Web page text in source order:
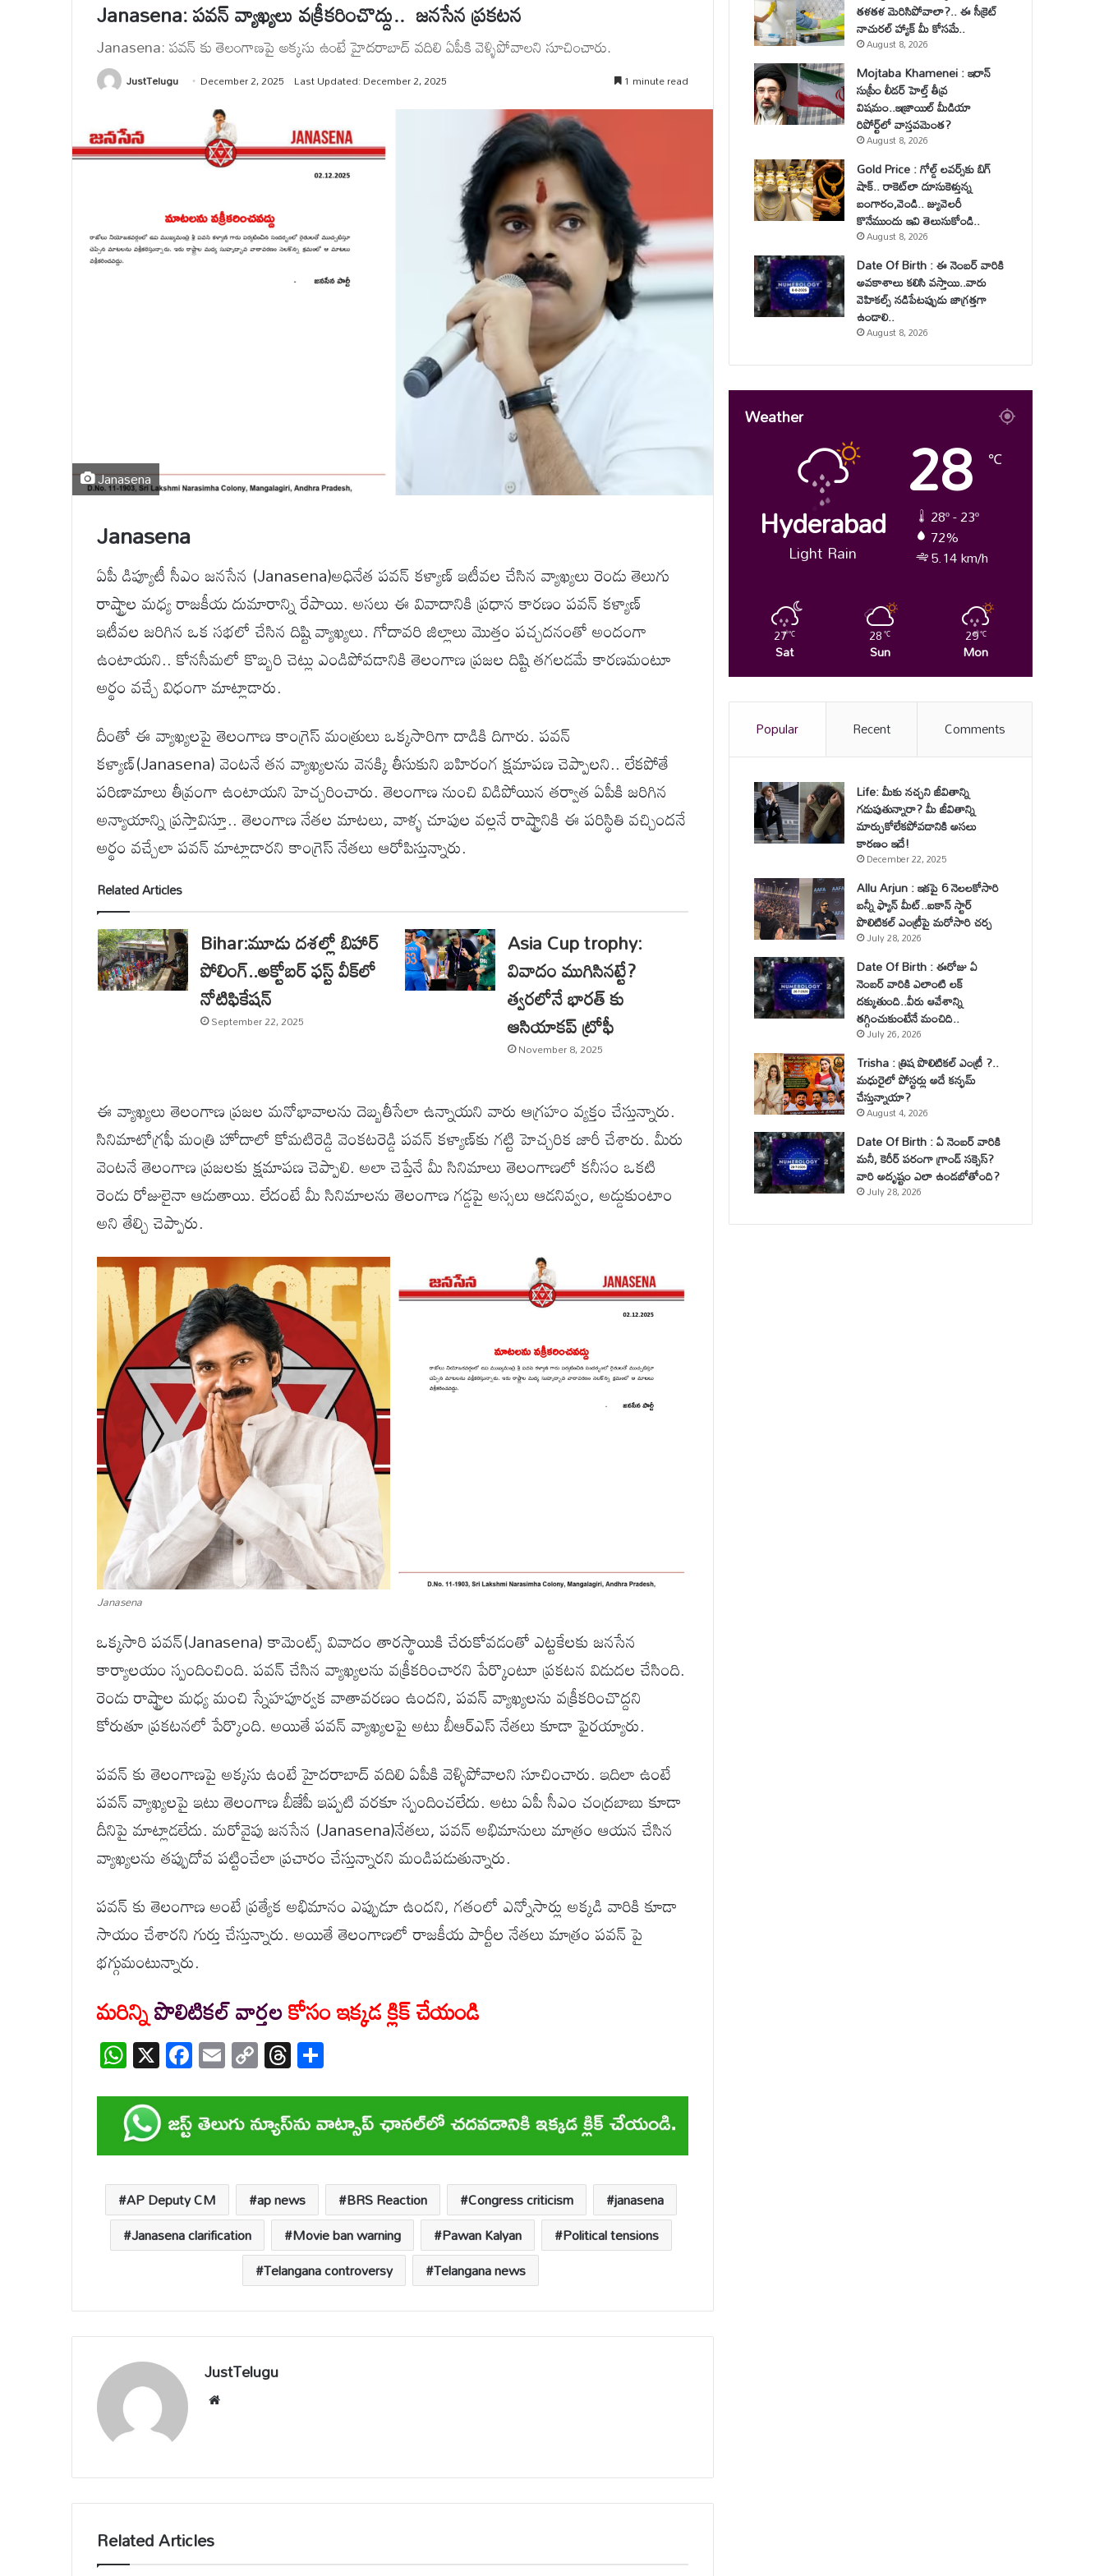
Janasena: పవన్ వ్యాఖ్యలు వక్రీకరించొద్దు.. జనసేన ప్రకటన
Janasena: పవన్ కు తెలంగాణపై అక్కసు ఉంటే హైదరాబాద్ వదిలి ఏపీకి వెళ్ళిపోవాలని సూచించారు.
JustTelugu December 2, 2025 Last Updated: December 2, 2025 1 minute read
Janasena
Janasena
ఏపీ డిప్యూటీ సీఎం జనసేన (Janasena)అధినేత పవన్ కళ్యాణ్ ఇటీవల చేసిన వ్యాఖ్యలు రెండు తెలుగు
రాష్ట్రాల మధ్య రాజకీయ దుమారాన్ని రేపాయి. అసలు ఈ వివాదానికి ప్రధాన కారణం పవన్ కళ్యాణ్
ఇటీవల జరిగిన ఒక సభలో చేసిన దిష్టి వ్యాఖ్యలు. గోదావరి జిల్లాలు మొత్తం పచ్చదనంతో అందంగా
ఉంటాయని.. కోనసీమలో కొబ్బరి చెట్లు ఎండిపోవడానికి తెలంగాణ ప్రజల దిష్టి తగలడమే కారణమంటూ
అర్థం వచ్చే విధంగా మాట్లాడారు.
దీంతో ఈ వ్యాఖ్యలపై తెలంగాణ కాంగ్రెస్ మంత్రులు ఒక్కసారిగా దాడికి దిగారు. పవన్
కళ్యాణ్(Janasena) వెంటనే తన వ్యాఖ్యలను వెనక్కి తీసుకుని బహిరంగ క్షమాపణ చెప్పాలని.. లేకపోతే
పరిణామాలు తీవ్రంగా ఉంటాయని హెచ్చరించారు. తెలంగాణ నుంచి విడిపోయిన తర్వాత ఏపీకి జరిగిన
అన్యాయాన్ని ప్రస్తావిస్తూ.. తెలంగాణ నేతల మాటలు, వాళ్ళ చూపుల వల్లనే రాష్ట్రానికి ఈ పరిస్థితి వచ్చిందనే
అర్థం వచ్చేలా పవన్ మాట్లాడారని కాంగ్రెస్ నేతలు ఆరోపిస్తున్నారు.
Related Articles
Bihar:మూడు దశల్లో బిహార్
పోలింగ్..అక్టోబర్ ఫస్ట్ వీక్‌లో
నోటిఫికేషన్
September 22, 2025
Asia Cup trophy:
వివాదం ముగిసినట్టే?
త్వరలోనే భారత్ కు
ఆసియాకప్ ట్రోఫీ
November 8, 2025
ఈ వ్యాఖ్యలు తెలంగాణ ప్రజల మనోభావాలను దెబ్బతీసేలా ఉన్నాయని వారు ఆగ్రహం వ్యక్తం చేస్తున్నారు.
సినిమాటోగ్రఫీ మంత్రి హోదాలో కోమటిరెడ్డి వెంకటరెడ్డి పవన్ కళ్యాణ్‌కు గట్టి హెచ్చరిక జారీ చేశారు. మీరు
వెంటనే తెలంగాణ ప్రజలకు క్షమాపణ చెప్పాలి. అలా చెప్తేనే మీ సినిమాలు తెలంగాణలో కనీసం ఒకటి
రెండు రోజులైనా ఆడుతాయి. లేదంటే మీ సినిమాలను తెలంగాణ గడ్డపై అస్సలు ఆడనివ్వం, అడ్డుకుంటాం
అని తేల్చి చెప్పారు.
Janasena
ఒక్కసారి పవన్(Janasena) కామెంట్స్ వివాదం తారస్థాయికి చేరుకోవడంతో ఎట్టకేలకు జనసేన
కార్యాలయం స్పందించింది. పవన్ చేసిన వ్యాఖ్యలను వక్రీకరించారని పేర్కొంటూ ప్రకటన విడుదల చేసింది.
రెండు రాష్ట్రాల మధ్య మంచి స్నేహపూర్వక వాతావరణం ఉందని, పవన్ వ్యాఖ్యలను వక్రీకరించొద్దని
కోరుతూ ప్రకటనలో పేర్కొంది. అయితే పవన్ వ్యాఖ్యలపై అటు బీఆర్ఎస్ నేతలు కూడా ఫైరయ్యారు.
పవన్ కు తెలంగాణపై అక్కసు ఉంటే హైదరాబాద్ వదిలి ఏపీకి వెళ్ళిపోవాలని సూచించారు. ఇదిలా ఉంటే
పవన్ వ్యాఖ్యలపై ఇటు తెలంగాణ బీజేపీ ఇప్పటి వరకూ స్పందించలేదు. అటు ఏపీ సీఎం చంద్రబాబు కూడా
దీనిపై మాట్లాడలేదు. మరోవైపు జనసేన (Janasena)నేతలు, పవన్ అభిమానులు మాత్రం ఆయన చేసిన
వ్యాఖ్యలను తప్పుదోవ పట్టించేలా ప్రచారం చేస్తున్నారని మండిపడుతున్నారు.
పవన్ కు తెలంగాణ అంటే ప్రత్యేక అభిమానం ఎప్పుడూ ఉందని, గతంలో ఎన్నోసార్లు అక్కడి వారికి కూడా
సాయం చేశారని గుర్తు చేస్తున్నారు. అయితే తెలంగాణలో రాజకీయ పార్టీల నేతలు మాత్రం పవన్ పై
భగ్గుమంటున్నారు.
మరిన్నిపొలిటికల్ వార్తలకోసం ఇక్కడ క్లిక్ చేయండి
W
h
at
s
A
p
p
X F
ac
e
b
o
o
k
E
m
ail
C
o
p
y
Li
n
k
T
hr
e
a
d
s
ar
e
AP Deputy CM ap news BRS Reaction Congress criticism
janasena
Janasena clarification
Movie ban warning Pawan Kalyan
Political tensions
Telangana controversy
Telangana news
JustTelugu
Related Articles
తళతళ మెరిసిపోవాలా?.. ఈ సీక్రెట్
నాచురల్ హ్యాక్ మీ కోసమే..
August 8, 2026
Mojtaba Khamenei : ఇరాన్
సుప్రీం లీడర్ హెల్త్ తీవ్ర
విషమం..ఇజ్రాయిల్ మీడియా
రిపోర్ట్‌లో వాస్తవమెంత?
August 8, 2026
Gold Price : గోల్డ్ లవర్స్‌కు బిగ్
షాక్.. రాకెట్‌లా దూసుకెళ్తున్న
బంగారం,వెండి.. జ్యువెలరీ
కొనేముందు ఇవి తెలుసుకోండి..
August 8, 2026
Date Of Birth : ఈ నెంబర్ వారికి
అవకాశాలు కలిసి వస్తాయి..వారు
వెహికల్స్ నడిపేటప్పుడు జాగ్రత్తగా
ఉండాలి..
August 8, 2026
Weather
Hyderabad
Light Rain
28 ℃
28º - 23º
72%
5.14 km/h
27℃
Sat
28℃
Sun
29℃
Mon
Popular Recent Comments
Life: మీకు నచ్చని జీవితాన్ని
గడుపుతున్నారా? మీ జీవితాన్ని
మార్చుకోలేకపోవడానికి అసలు
కారణం ఇదే!
December 22, 2025
Allu Arjun : ఇకపై 6 నెలలకోసారి
బన్నీ ఫ్యాన్ మీట్..ఐకాన్ స్టార్
పొలిటికల్ ఎంట్రీపై మరోసారి చర్చ
July 28, 2026
Date Of Birth : ఈరోజు ఏ
నెంబర్ వారికి ఎలాంటి లక్
దక్కుతుంది..వీరు ఆవేశాన్ని
తగ్గించుకుంటేనే మంచిది..
July 26, 2026
Trisha : త్రిష పొలిటికల్ ఎంట్రీ ?..
మధురైలో పోస్టర్లు అదే కన్ఫమ్
చేస్తున్నాయా?
August 4, 2026
Date Of Birth : ఏ నెంబర్ వారికి
మనీ, కెరీర్ పరంగా గ్రాండ్ సక్సెస్?
వారి అదృష్టం ఎలా ఉండబోతోంది?
July 28, 2026